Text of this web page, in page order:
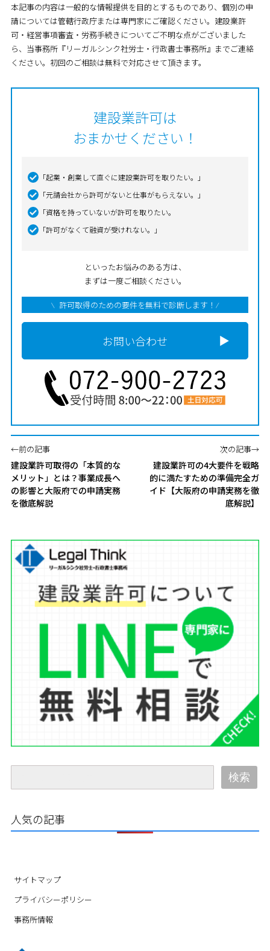
本記事の内容は一般的な情報提供を目的とするものであり、個別の申
請については管轄行政庁または専門家にご確認ください。建設業許
可・経営事項審査・労務手続きについてご不明な点がございました
ら、当事務所『リーガルシンク社労士・行政書士事務所』までご連絡
ください。初回のご相談は無料で対応させて頂きます。
建設業許可は
おまかせください！
「起業・創業して直ぐに建設業許可を取りたい。」
「元請会社から許可がないと仕事がもらえない。」
「資格を持っていないが許可を取りたい。
「許可がなくて融資が受けれない。」
といったお悩みのある方は、
まずは一度ご相談ください。
許可取得のための要件を無料で診断します！
お問い合わせ
←前の記事
建設業許可取得の「本質的な
メリット」とは？事業成長へ
の影響と大阪府での申請実務
を徹底解説
次の記事→
建設業許可の4大要件を戦略
的に満たすための準備完全ガ
イド【大阪府の申請実務を徹
底解説】
検索
人気の記事
サイトマップ
プライバシーポリシー
事務所情報